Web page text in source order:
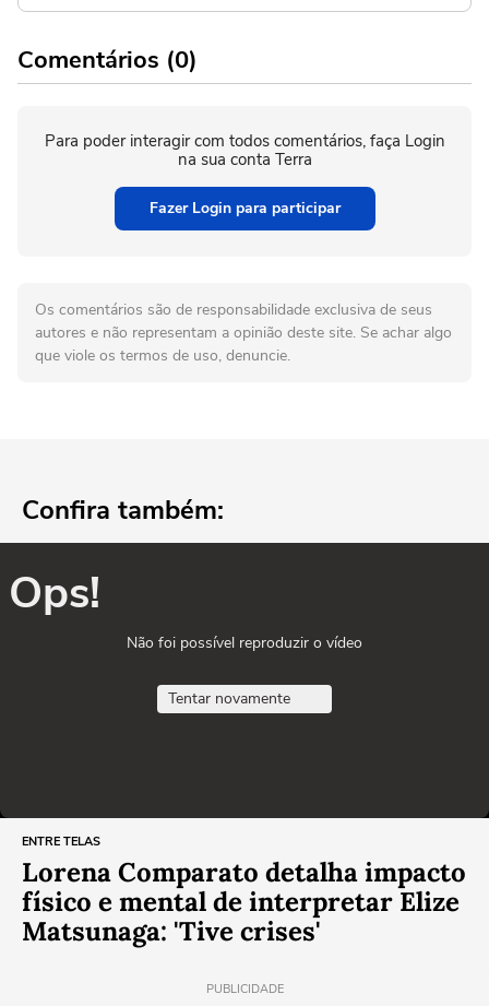
Comentários (0)
Para poder interagir com todos comentários, faça Login
na sua conta Terra
Fazer Login para participar
Os comentários são de responsabilidade exclusiva de seus
autores e não representam a opinião deste site. Se achar algo
que viole os termos de uso, denuncie.
Confira também:
Ops!
Não foi possível reproduzir o vídeo
Tentar novamente
ENTRE TELAS
Lorena Comparato detalha impacto
físico e mental de interpretar Elize
Matsunaga: 'Tive crises'
PUBLICIDADE